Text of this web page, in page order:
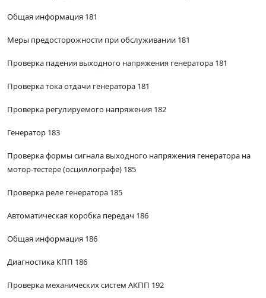
Общая информация 181
Меры предосторожности при обслуживании 181
Проверка падения выходного напряжения генератора 181
Проверка тока отдачи генератора 181
Проверка регулируемого напряжения 182
Генератор 183
Проверка формы сигнала выходного напряжения генератора на
мотор-тестере (осциллографе) 185
Проверка реле генератора 185
Автоматическая коробка передач 186
Общая информация 186
Диагностика КПП 186
Проверка механических систем АКПП 192